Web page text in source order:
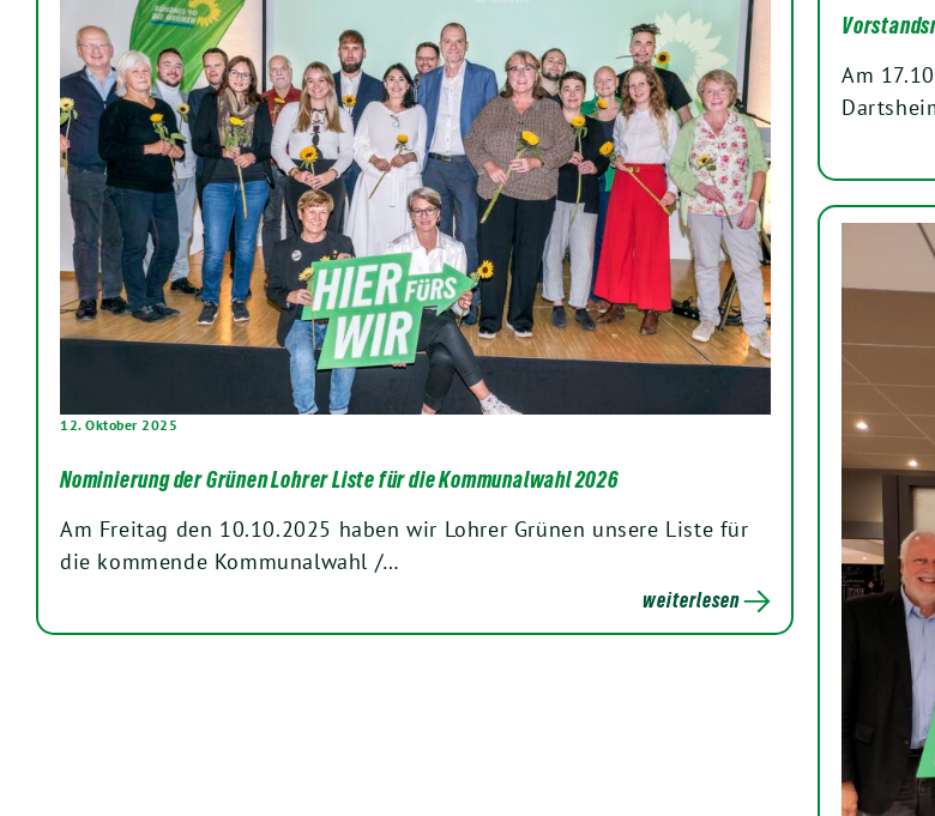
Am
12. Oktober 2025
Nominierung der Grünen Lohrer Liste für die Kommunalwahl 2026
Am Freitag den 10.10.2025 haben wir Lohrer Grünen unsere Liste für
die kommende Kommunalwahl /…
weiterlesen